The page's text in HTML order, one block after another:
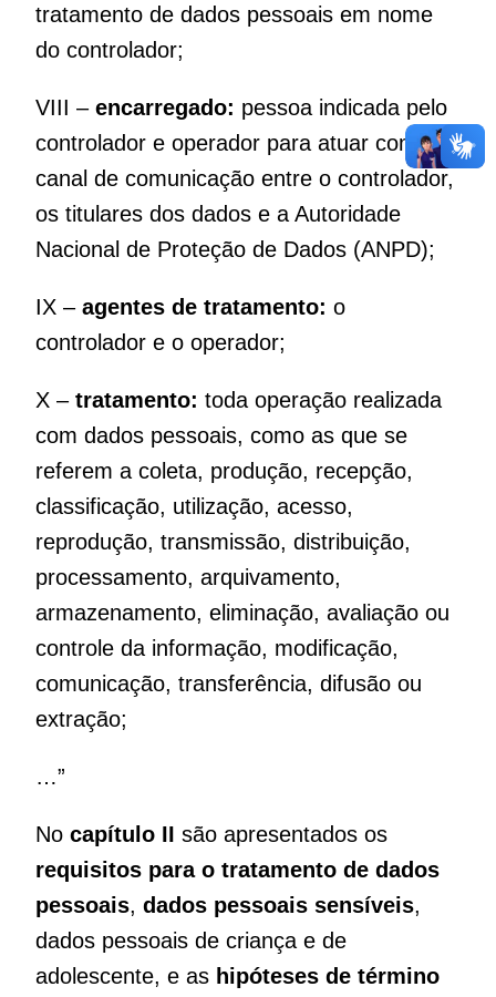
tratamento de dados pessoais em nome
do controlador;
VIII – encarregado: pessoa indicada pelo
controlador e operador para atuar como
canal de comunicação entre o controlador,
os titulares dos dados e a Autoridade
Nacional de Proteção de Dados (ANPD);
IX – agentes de tratamento: o
controlador e o operador;
X – tratamento: toda operação realizada
com dados pessoais, como as que se
referem a coleta, produção, recepção,
classificação, utilização, acesso,
reprodução, transmissão, distribuição,
processamento, arquivamento,
armazenamento, eliminação, avaliação ou
controle da informação, modificação,
comunicação, transferência, difusão ou
extração;
…”
No capítulo II são apresentados os
requisitos para o tratamento de dados
pessoais, dados pessoais sensíveis,
dados pessoais de criança e de
adolescente, e as hipóteses de término